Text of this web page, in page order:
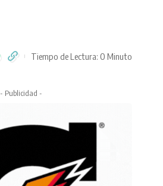
Tiempo de Lectura: 0 Minuto
- Publicidad -